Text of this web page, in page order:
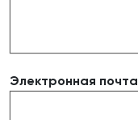
Электронная почта